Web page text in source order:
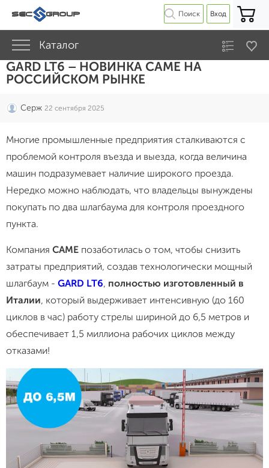
Поиск Вход
Каталог
GARD LT6 – НОВИНКА CAME НА
РОССИЙСКОМ РЫНКЕ
Серж 22 сентября 2025
Многие промышленные предприятия сталкиваются с
проблемой контроля въезда и выезда, когда величина
машин подразумевает наличие широкого проезда.
Нередко можно наблюдать, что владельцы вынуждены
покупать по два шлагбаума для контроля проездного
пункта.
Компания CAME позаботилась о том, чтобы снизить
затраты предприятий, создав технологически мощный
шлагбаум - GARD LT6, полностью изготовленный в
Италии, который выдерживает интенсивную (до 160
циклов в час) работу стрелы шириной до 6,5 метров и
обеспечивает 1,5 миллиона рабочих циклов между
отказами!